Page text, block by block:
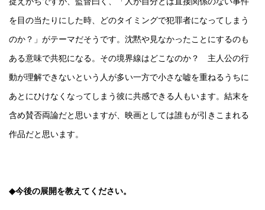
を目の当たりにした時、どのタイミングで犯罪者になってしまう
のか？」がテーマだそうです。沈黙や見なかったことにするのも
ある意味で共犯になる。その境界線はどこなのか？ 主人公の行
動が理解できないという人が多い一方で小さな嘘を重ねるうちに
あとにひけなくなってしまう彼に共感できる人もいます。結末を
含め賛否両論だと思いますが、映画としては誰もが引きこまれる
作品だと思います。
◆今後の展開を教えてください。